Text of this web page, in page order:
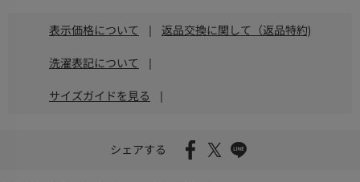
表示価格について | 返品交換に関して（返品特約)
洗濯表記について |
サイズガイドを見る |
シェアする